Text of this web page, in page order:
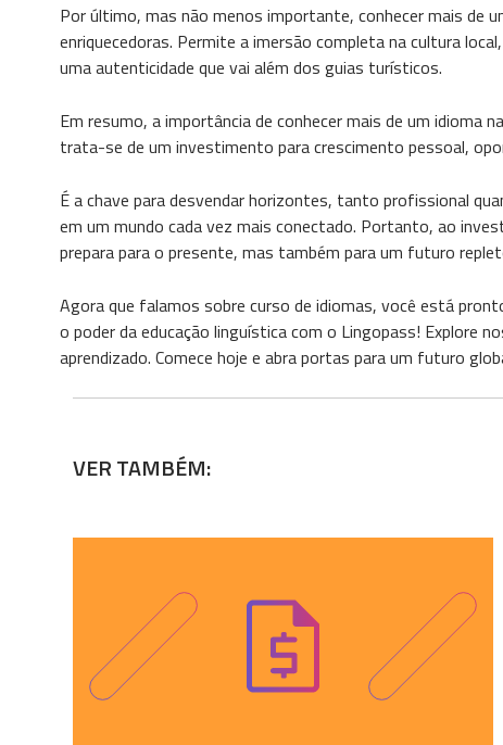
Por último, mas não menos importante, conhecer mais de
enriquecedoras. Permite a imersão completa na cultura
uma autenticidade que vai além dos guias turísticos.
Em resumo, a importância de conhecer mais de um idioma
trata-se de um investimento para crescimento pessoal,
É a chave para desvendar horizontes, tanto profissional
em um mundo cada vez mais conectado. Portanto, ao
prepara para o presente, mas também para um futuro
Agora que falamos sobre curso de idiomas, você está
o poder da educação linguística com o Lingopass! Explore
aprendizado. Comece hoje e abra portas para um futuro
VER TAMBÉM: